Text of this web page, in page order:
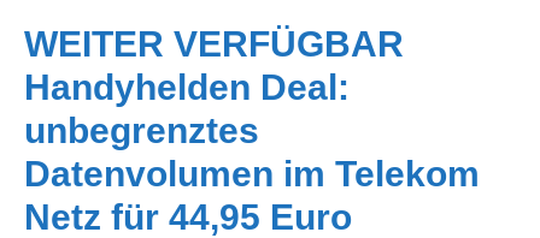
WEITER VERFÜGBAR
Handyhelden Deal:
unbegrenztes
Datenvolumen im Telekom
Netz für 44,95 Euro